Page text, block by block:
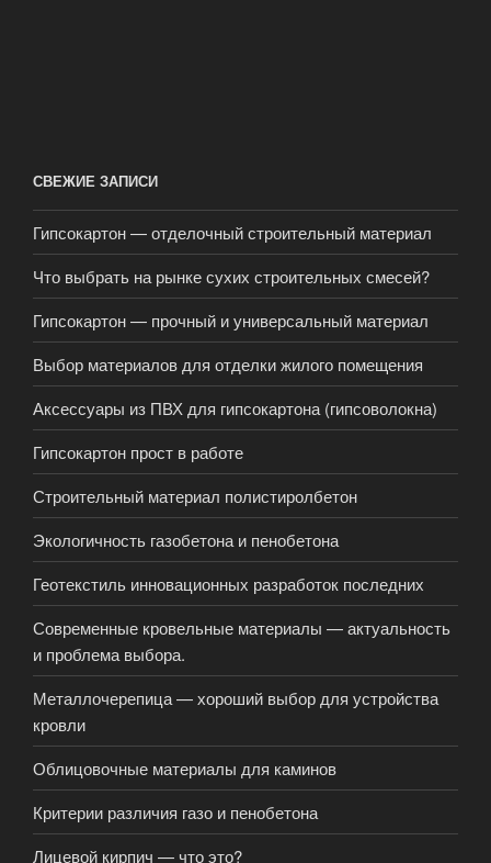
СВЕЖИЕ ЗАПИСИ
Гипсокартон — отделочный строительный материал
Что выбрать на рынке сухих строительных смесей?
Гипсокартон — прочный и универсальный материал
Выбор материалов для отделки жилого помещения
Аксессуары из ПВХ для гипсокартона (гипсоволокна)
Гипсокартон прост в работе
Строительный материал полистиролбетон
Экологичность газобетона и пенобетона
Геотекстиль инновационных разработок последних
Современные кровельные материалы — актуальность
и проблема выбора.
Металлочерепица — хороший выбор для устройства
кровли
Облицовочные материалы для каминов
Критерии различия газо и пенобетона
Лицевой кирпич — что это?